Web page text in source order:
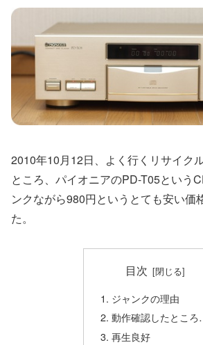
2010年10月12日、よく行くリサイク
ところ、パイオニアのPD-T05という
ンクながら980円というとても安い価
た。
目次
ジャンクの理由
動作確認したとこ
再生良好